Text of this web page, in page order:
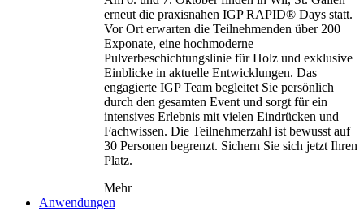
erneut die praxisnahen IGP RAPID® Days statt.
Vor Ort erwarten die Teilnehmenden über 200
Exponate, eine hochmoderne
Pulverbeschichtungslinie für Holz und exklusive
Einblicke in aktuelle Entwicklungen. Das
engagierte IGP Team begleitet Sie persönlich
durch den gesamten Event und sorgt für ein
intensives Erlebnis mit vielen Eindrücken und
Fachwissen. Die Teilnehmerzahl ist bewusst auf
30 Personen begrenzt. Sichern Sie sich jetzt Ihren
Platz.
Mehr
Anwendungen